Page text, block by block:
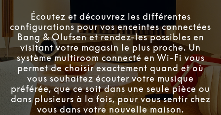
Écoutez et découvrez les différentes
configurations pour vos enceintes connectées
Bang & Olufsen et rendez-les possibles en
visitant votre magasin le plus proche. Un
système multiroom connecté en Wi-Fi vous
permet de choisir exactement quand et où
vous souhaitez écouter votre musique
préférée, que ce soit dans une seule pièce ou
dans plusieurs à la fois, pour vous sentir chez
vous dans votre nouvelle maison.